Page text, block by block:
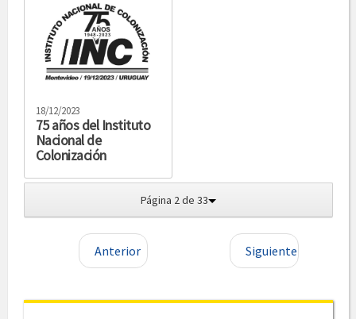
18/12/2023
75 años del Instituto
Nacional de
Colonización
Página 2 de 33
Anterior Siguiente